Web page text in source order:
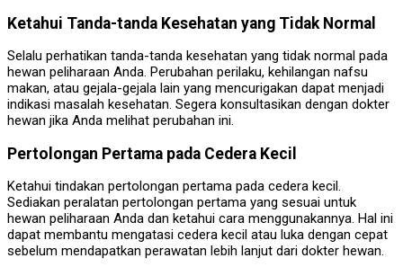
Ketahui Tanda-tanda Kesehatan yang Tidak Normal
Selalu perhatikan tanda-tanda kesehatan yang tidak normal pada
hewan peliharaan Anda. Perubahan perilaku, kehilangan nafsu
makan, atau gejala-gejala lain yang mencurigakan dapat menjadi
indikasi masalah kesehatan. Segera konsultasikan dengan dokter
hewan jika Anda melihat perubahan ini.
Pertolongan Pertama pada Cedera Kecil
Ketahui tindakan pertolongan pertama pada cedera kecil.
Sediakan peralatan pertolongan pertama yang sesuai untuk
hewan peliharaan Anda dan ketahui cara menggunakannya. Hal ini
dapat membantu mengatasi cedera kecil atau luka dengan cepat
sebelum mendapatkan perawatan lebih lanjut dari dokter hewan.